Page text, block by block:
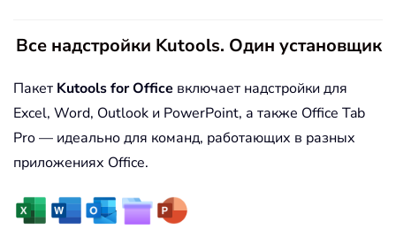
Все надстройки Kutools. Один установщик
Пакет Kutools for Office включает надстройки для
Excel, Word, Outlook и PowerPoint, а также Office Tab
Pro — идеально для команд, работающих в разных
приложениях Office.